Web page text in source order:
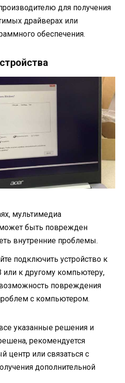
для получения
драйверах или
обеспечения.
мультимедиа
быть поврежден
внутренние проблемы.
подключить устройство к
или к другому компьютеру,
повреждения
с компьютером.
указанные решения и
рекомендуется
центр или связаться с
дополнительной